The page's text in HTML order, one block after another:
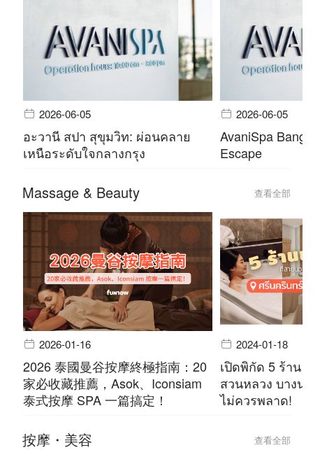
2026-06-05
อะวานี สปา สุขุมวิท: ผ่อนคลาย
เหนือระดับใจกลางกรุง
2026-06-05
AvaniSpa
Escape
Massage & Beauty 查看全部
2026-01-16
2026 泰國曼谷按摩終極指南：20
家必收藏推薦，Asok、Iconsiam
泰式按摩 SPA 一篇搞定！
2024-01-18
เปิดพิกัด 5 ร้าน
สวนหลวง บาง
ไม่ควรพลาด!
按摩・美容 查看全部